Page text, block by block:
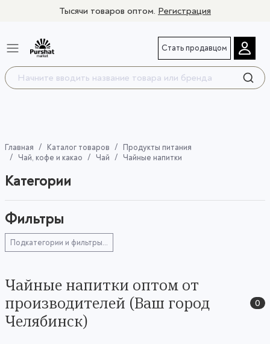
Тысячи товаров оптом. Регистрация
Стать продавцом
Главная Каталог товаров
Продукты питания
Чай, кофе и какао
Чай Чайные напитки
Категории
Фильтры
Подкатегории и фильтры...
Чайные напитки оптом от
производителей (Ваш город
Челябинск)
0